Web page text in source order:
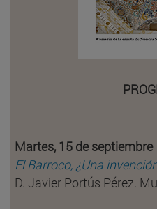
Martes, 15 de septiembre
El Barroco, ¿Una
D. Javier Portús Pérez.